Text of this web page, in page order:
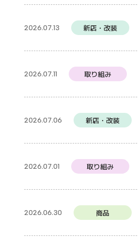
2026.07.13 新店・改装
2026.07.11 取り組み
2026.07.06 新店・改装
2026.07.01 取り組み
2026.06.30 商品